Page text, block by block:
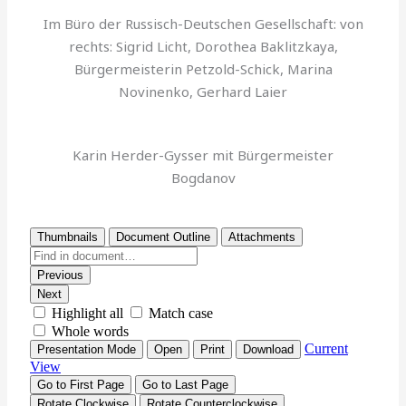
Im Büro der Russisch-Deutschen Gesellschaft: von
rechts: Sigrid Licht, Dorothea Baklitzkaya,
Bürgermeisterin Petzold-Schick, Marina
Novinenko, Gerhard Laier
Karin Herder-Gysser mit Bürgermeister
Bogdanov